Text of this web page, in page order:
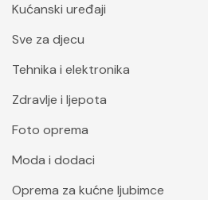
Kućanski uređaji
Sve za djecu
Tehnika i elektronika
Zdravlje i ljepota
Foto oprema
Moda i dodaci
Oprema za kućne ljubimce